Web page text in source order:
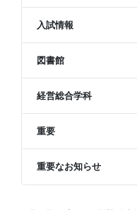
入試情報
図書館
経営総合学科
重要
重要なお知らせ